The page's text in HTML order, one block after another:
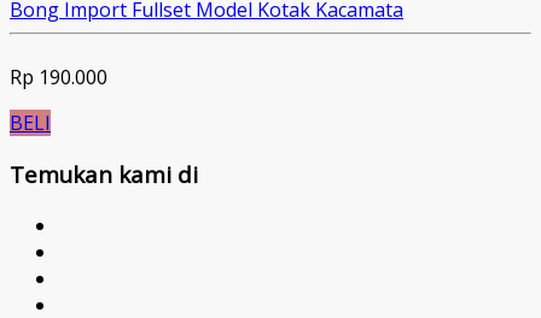
Bong Import Fullset Model Kotak Kacamata
Rp 190.000
BELI
Temukan kami di